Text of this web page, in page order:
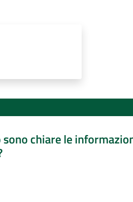
sono chiare le